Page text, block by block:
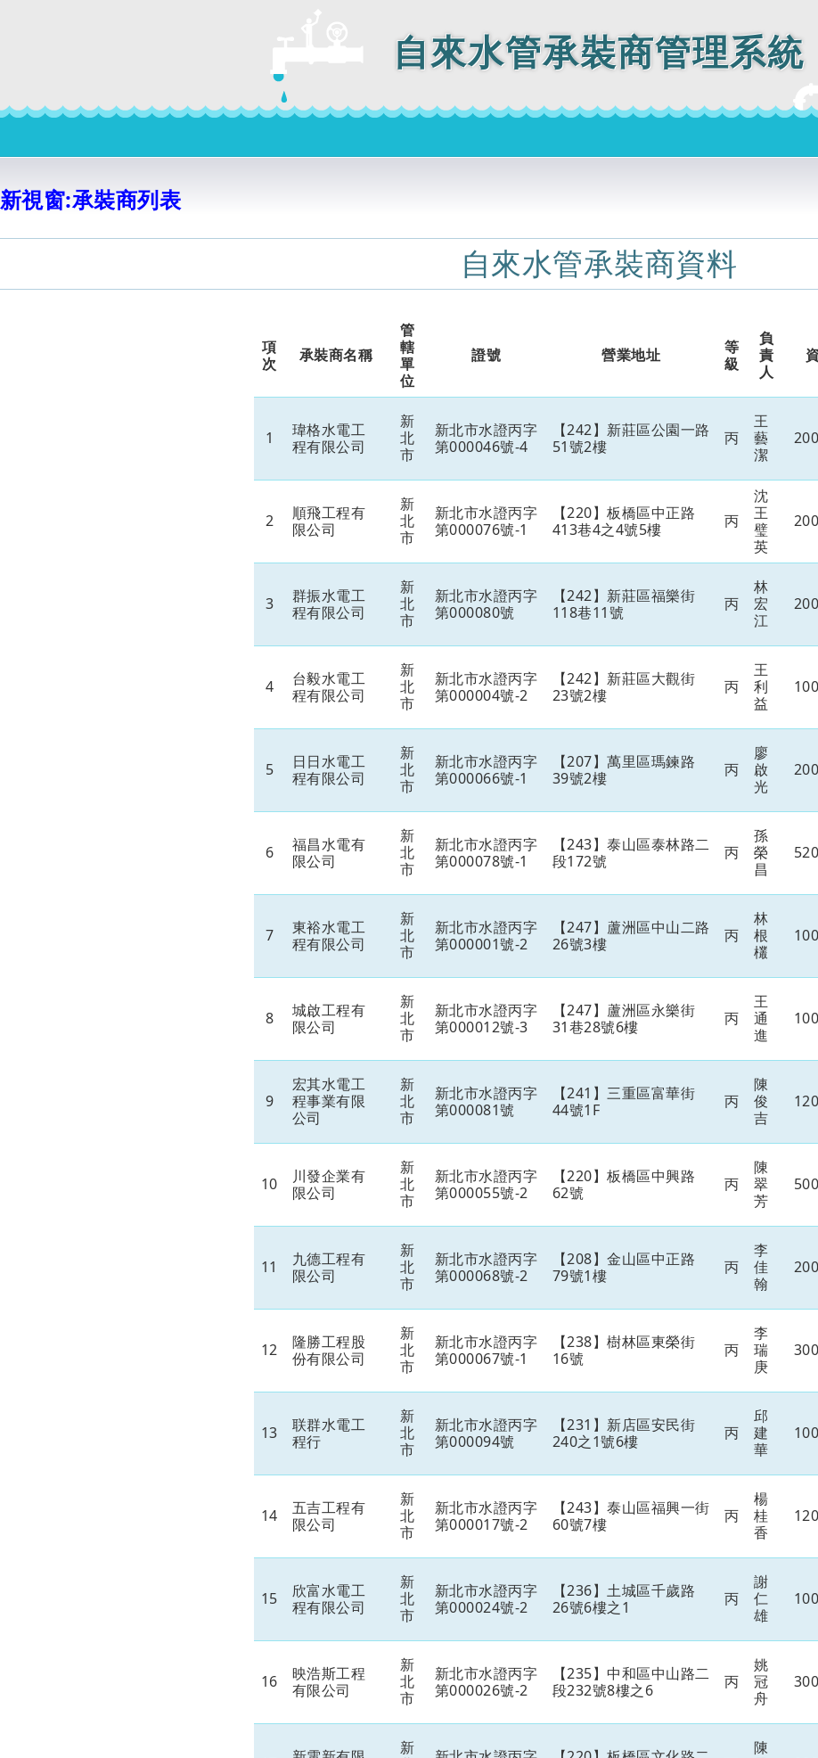
自來水管承裝商管理系統
新視窗:承裝商列表
自來水管承裝商資料
項
次
承裝商名稱
管
轄
單
位
證號 營業地址
等
級
負
責
人
1
瑋格水電工
程有限公司
新
北
市
新北市水證丙字
第000046號-4
【242】新莊區公園一路
51號2樓
丙
王
藝
潔
2
順飛工程有
限公司
新
北
市
新北市水證丙字
第000076號-1
【220】板橋區中正路
413巷4之4號5樓
丙
沈
王
璧
英
3
群振水電工
程有限公司
新
北
市
新北市水證丙字
第000080號
【242】新莊區福樂街
118巷11號
丙
林
宏
江
4
台毅水電工
程有限公司
新
北
市
新北市水證丙字
第000004號-2
【242】新莊區大觀街
23號2樓
丙
王
利
益
5
日日水電工
程有限公司
新
北
市
新北市水證丙字
第000066號-1
【207】萬里區瑪鍊路
39號2樓
丙
廖
啟
光
6
福昌水電有
限公司
新
北
市
新北市水證丙字
第000078號-1
【243】泰山區泰林路二
段172號
丙
孫
榮
昌
7
東裕水電工
程有限公司
新
北
市
新北市水證丙字
第000001號-2
【247】蘆洲區中山二路
26號3樓
丙
林
根
欉
8
城啟工程有
限公司
新
北
市
新北市水證丙字
第000012號-3
【247】蘆洲區永樂街
31巷28號6樓
丙
王
通
進
9
宏其水電工
程事業有限
公司
新
北
市
新北市水證丙字
第000081號
【241】三重區富華街
44號1F
丙
陳
俊
吉
10
川發企業有
限公司
新
北
市
新北市水證丙字
第000055號-2
【220】板橋區中興路
62號
丙
陳
翠
芳
11
九德工程有
限公司
新
北
市
新北市水證丙字
第000068號-2
【208】金山區中正路
79號1樓
丙
李
佳
翰
12
隆勝工程股
份有限公司
新
北
市
新北市水證丙字
第000067號-1
【238】樹林區東榮街
16號
丙
李
瑞
庚
13
联群水電工
程行
新
北
市
新北市水證丙字
第000094號
【231】新店區安民街
240之1號6樓
丙
邱
建
華
14
五吉工程有
限公司
新
北
市
新北市水證丙字
第000017號-2
【243】泰山區福興一街
60號7樓
丙
楊
桂
香
15
欣富水電工
程有限公司
新
北
市
新北市水證丙字
第000024號-2
【236】土城區千歲路
26號6樓之1
丙
謝
仁
雄
16
映浩斯工程
有限公司
新
北
市
新北市水證丙字
第000026號-2
【235】中和區中山路二
段232號8樓之6
丙
姚
冠
舟
新
陳